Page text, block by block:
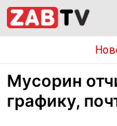
Мусорин
графику,